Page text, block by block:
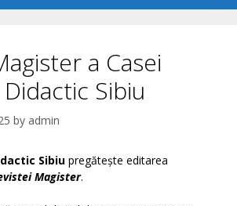
a Casei
Sibiu
by admin
Sibiu pregătește editarea
Magister.